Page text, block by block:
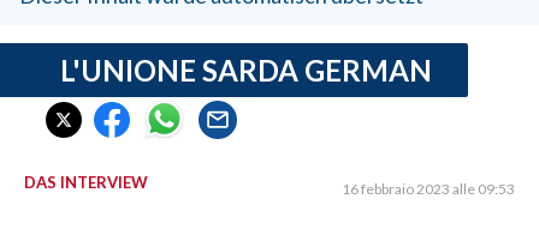
SASSARI E PROVINCIA
GALLURA
NUORO E PROVINCIA
L'UNIONE SARDA GERMAN
DAS INTERVIEW 16 febbraio 2023 alle 09:53